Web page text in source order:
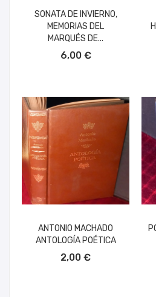
SONATA DE INVIERNO,
MEMORIAS DEL
MARQUÉS DE...
6,00 €
ANTONIO MACHADO
ANTOLOGÍA POÉTICA
2,00 €